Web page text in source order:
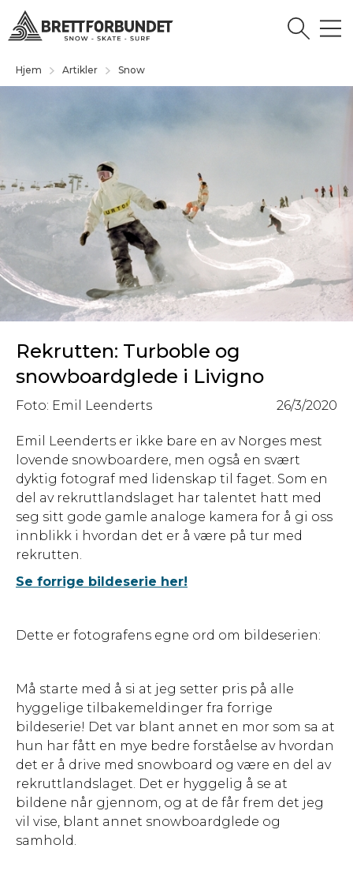
Hjem Artikler Snow
Rekrutten: Turboble og
snowboardglede i Livigno
26/3/2020
Foto: Emil Leenderts
Emil Leenderts er ikke bare en av Norges mest
lovende snowboardere, men også en svært
dyktig fotograf med lidenskap til faget. Som en
del av rekruttlandslaget har talentet hatt med
seg sitt gode gamle analoge kamera for å gi oss
innblikk i hvordan det er å være på tur med
rekrutten.
Se forrige bildeserie her!
Dette er fotografens egne ord om bildeserien:
Må starte med å si at jeg setter pris på alle
hyggelige tilbakemeldinger fra forrige
bildeserie! Det var blant annet en mor som sa at
hun har fått en mye bedre forståelse av hvordan
det er å drive med snowboard og være en del av
rekruttlandslaget. Det er hyggelig å se at
bildene når gjennom, og at de får frem det jeg
vil vise, blant annet snowboardglede og
samhold.